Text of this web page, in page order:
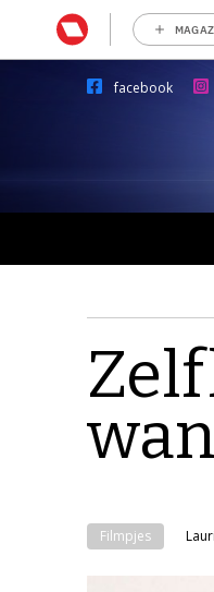
facebook
Filmpjes